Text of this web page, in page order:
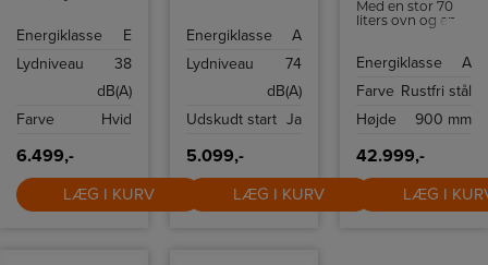
Energiklasse
E
Lydniveau
38
dB(A)
Farve
Hvid
6.499,-
LÆG I KURV
tidsforskudt start
resttidsindikation.
Energiklasse
A
Lydniveau
74
dB(A)
Udskudt start Ja
5.099,-
LÆG I KURV
Med en stor 70
liters ovn og en
udstyret til at
varieret menu.
en varmluftsovn
varmefordeling,
mens den ekstra
ovn er traditionel,
perfekt til retter,
der kræver en
Energiklasse
A
Farve Rustfri stål
Højde
900 mm
42.999,-
LÆG I